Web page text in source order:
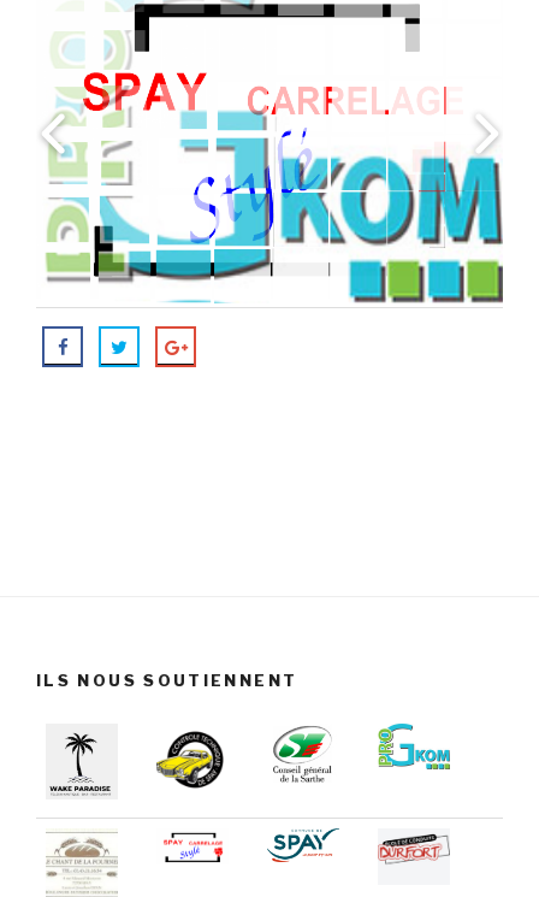
ILS NOUS SOUTIENNENT